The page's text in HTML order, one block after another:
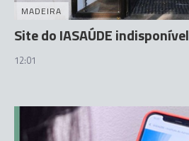
MADEIRA
Site do IASAÚDE indisponível
12:01